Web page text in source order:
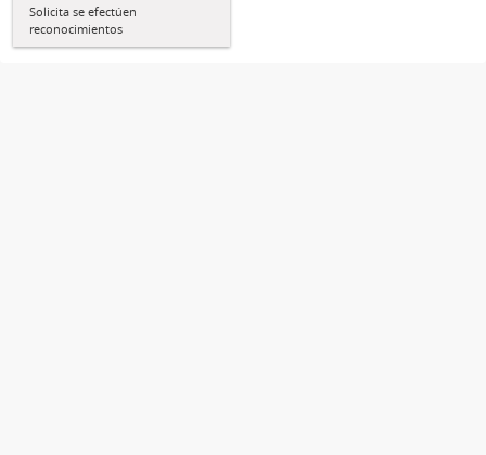
Solicita se efectúen
reconocimientos